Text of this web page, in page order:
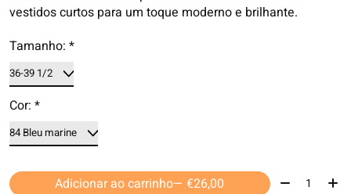
vestidos curtos para um toque moderno e brilhante.
Tamanho: *
Cor: *
Adicionar ao carrinho — €26,00 Quantidade: